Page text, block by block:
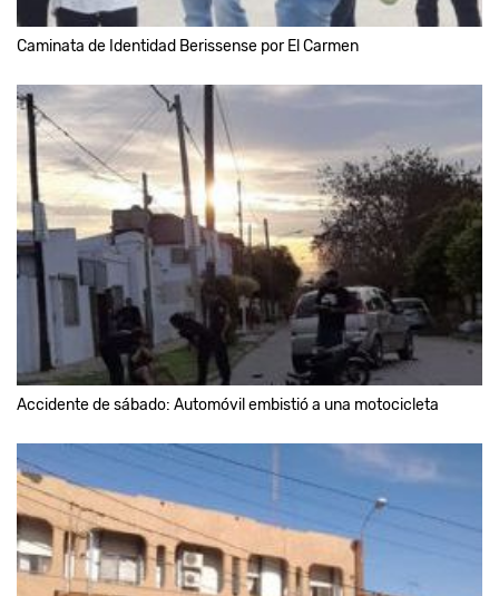
Caminata de Identidad Berissense por El Carmen
Accidente de sábado: Automóvil embistió a una motocicleta